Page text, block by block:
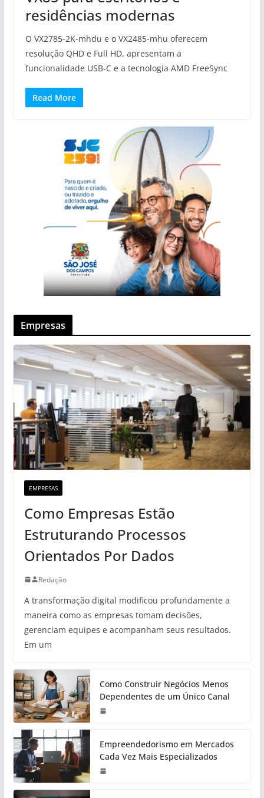
residências modernas
O VX2785-2K-mhdu e o VX2485-mhu oferecem
resolução QHD e Full HD, apresentam a
funcionalidade USB-C e a tecnologia AMD FreeSync
Read More
Empresas
EMPRESAS
Como Empresas Estão
Estruturando Processos
Orientados Por Dados
Redação
A transformação digital modificou profundamente a
maneira como as empresas tomam decisões,
gerenciam equipes e acompanham seus resultados.
Em um
Como Construir Negócios Menos
Dependentes de um Único Canal
Empreendedorismo em Mercados
Cada Vez Mais Especializados